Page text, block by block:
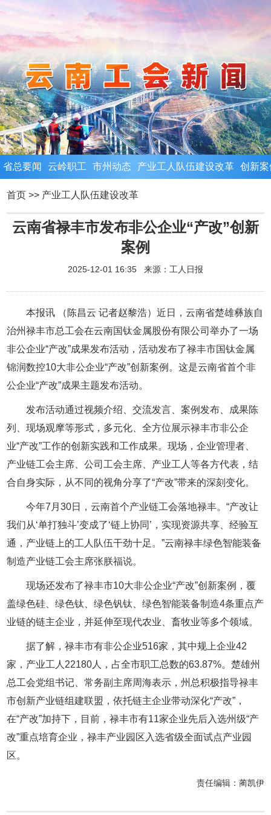
省总要闻 云岭职工 市州动态 产业工人队伍建设改革 创新案
首页 >> 产业工人队伍建设改革
云南省禄丰市发布非公企业“产改”创新
案例
2025-12-01 16:35 来源： 工人日报
本报讯 （陈昌云 记者赵黎浩）近日，云南省楚雄彝族自
治州禄丰市总工会在云南国钛金属股份有限公司举办了一场
非公企业“产改”成果发布活动，活动发布了禄丰市国钛金属
锦润数控10大非公企业“产改”创新案例。这是云南省首个非
公企业“产改”成果主题发布活动。
发布活动通过视频介绍、交流发言、案例发布、成果陈
列、现场观摩等形式，多元化、全方位展示禄丰市非公企
业“产改”工作的创新实践和工作成果。现场，企业管理者、
产业链工会主席、公司工会主席、产业工人等各方代表，结
合自身实际，从不同的视角分享了“产改”带来的深刻变化。
今年7月30日，云南首个产业链工会落地禄丰。“产改让
我们从‘单打独斗’变成了‘链上协同’，实现资源共享、经验互
通，产业链上的工人队伍干劲十足。”云南禄丰绿色智能装备
制造产业链工会主席张朕福说。
现场还发布了禄丰市10大非公企业“产改”创新案例，覆
盖绿色硅、绿色钛、绿色钒钛、绿色智能装备制造4条重点产
业链的链主企业，并延伸至现代农业、畜牧业等多个领域。
据了解，禄丰市有非公企业516家，其中规上企业42
家，产业工人22180人，占全市职工总数的63.87%。楚雄州
总工会党组书记、常务副主席周海表示，州总积极指导禄丰
市创新产业链组建联盟，依托链主企业带动深化“产改”，
在“产改”加持下，目前，禄丰市有11家企业先后入选州级“产
改”重点培育企业，禄丰产业园区入选省级全面试点产业园
区。
责任编辑： 蔺凯伊